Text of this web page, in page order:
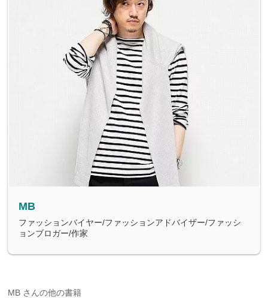
MB
ファッションバイヤー/ファッションアドバイザー/ファッシ
ョンブロガー/作家
MB さんの他の書籍